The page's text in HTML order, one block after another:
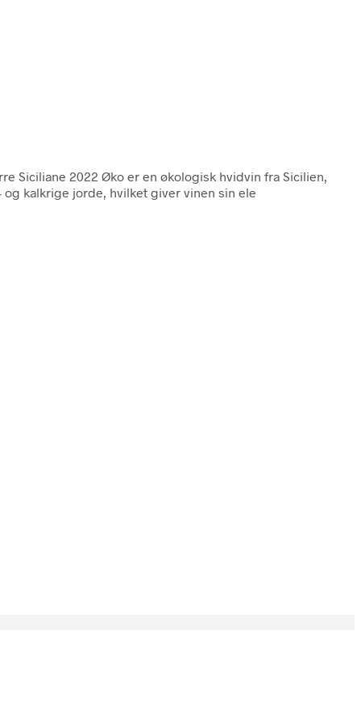
Siciliane 2022 Øko er en økologisk hvidvin fra Sicilien,
kalkrige jorde, hvilket giver vinen sin ele